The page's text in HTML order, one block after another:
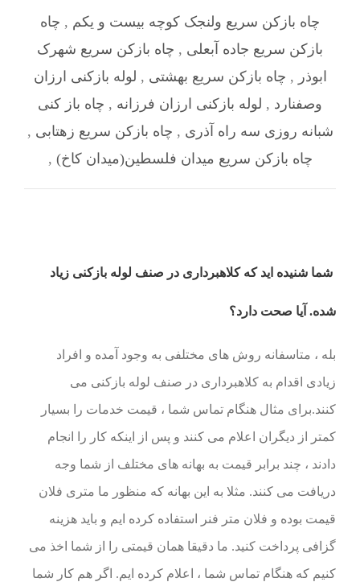
چاه بازکن سریع ولنجک کوچه بیست و یکم , چاه
بازکن سریع جاده آبعلی , چاه بازکن سریع شهرک
ابوذر , چاه بازکن سریع بهشتی , لوله بازکنی ارزان
وصفنارد , لوله بازکنی ارزان فرزانه , چاه باز کنی
شبانه روزی سه راه آذری , چاه بازکن سریع زهتابی ,
چاه بازکن سریع میدان فلسطین(میدان کاخ) ,
شما شنیده اید که کلاهبرداری در صنف لوله بازکنی زیاد
شده. آیا صحت دارد؟
بله ، متاسفانه روش های مختلفی به وجود آمده و افراد
زیادی اقدام به کلاهبرداری در صنف لوله بازکنی می
کنند.برای مثال هنگام تماس شما ، قیمت خدمات را بسیار
کمتر از دیگران اعلام می کنند و پس از اینکه کار را انجام
دادند ، چند برابر قیمت به بهانه های مختلف از شما وجه
دریافت می کنند. مثلا به این بهانه که منظور ما متری فلان
قیمت بوده و فلان متر فنر استفاده کرده ایم و باید هزینه
گزافی پرداخت کنید. ما دقیقا همان قیمتی را از شما اخذ می
کنیم که هنگام تماس شما ، اعلام کرده ایم. اگر هم کار شما